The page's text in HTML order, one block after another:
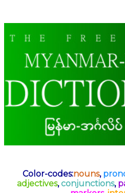
Color-codes:nouns,
adjectives,conjunctions,